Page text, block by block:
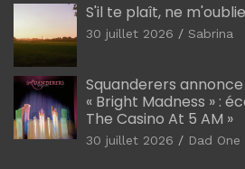
S'il te plaît, ne
30 juillet 2026 Sabrina
Squanderers
« Bright Madness » :
The Casino At 5 AM »
30 juillet 2026 Dad One